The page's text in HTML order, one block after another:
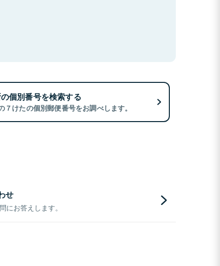
個別番号を検索する
７けたの個別郵便番号をお調べします。
せ
にお答えします。